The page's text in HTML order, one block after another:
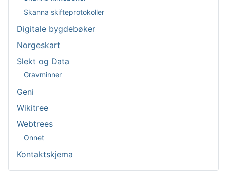
Skanna skifteprotokoller
Digitale bygdebøker
Norgeskart
Slekt og Data
Gravminner
Geni
Wikitree
Webtrees
Onnet
Kontaktskjema